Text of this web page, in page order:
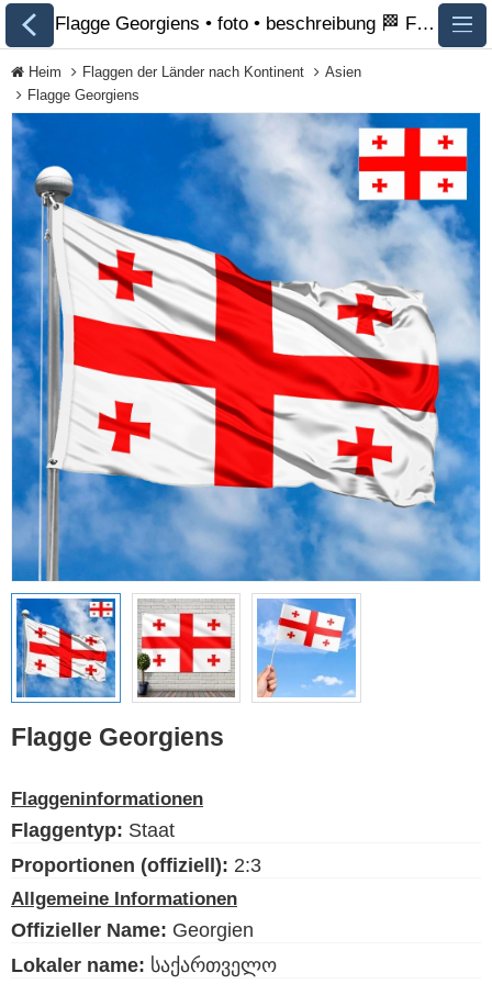
Alle Flaggen
Flaggen der Länder
nach Kontinent
Flaggen von
Organisationen
Flaggen der LGBT-
Community
Historische Flaggen
Ethnische Flaggen
Flaggen der USA
(Bundesstaaten)
Sprache Deutsch
Der Blog
Bitte unterstützen Sie diese
Site mit einer kleinen Spende
Flagge Georgiens • foto • beschreibung 🏁 FlagsSite.com
Heim Flaggen der Länder nach Kontinent
Asien
Flagge Georgiens
Flagge Georgiens
Flaggeninformationen
Flaggentyp: Staat
Proportionen (offiziell): 2:3
Allgemeine Informationen
Offizieller Name: Georgien
Lokaler name: საქართველო